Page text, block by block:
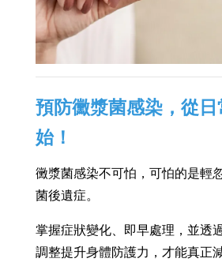
預防黴漿菌感染，從日
始！
黴漿菌感染不可怕，可怕的是輕
菌後遺症。
掌握症狀變化、即早處理，並透
調整提升身體防護力，才能真正